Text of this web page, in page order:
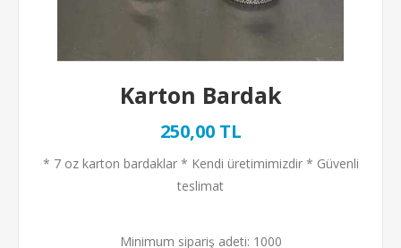
Karton Bardak
250,00 TL
* 7 oz karton bardaklar * Kendi üretimimizdir * Güvenli
teslimat
Minimum sipariş adeti: 1000